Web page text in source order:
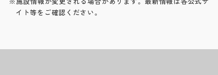
イト等をご確認ください。